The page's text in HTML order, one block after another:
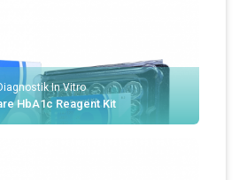
In Vitro
HbA1c Reagent Kit